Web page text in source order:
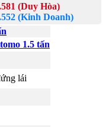
(Duy Hòa)
(Kinh Doanh)
1.5 tấn
lái